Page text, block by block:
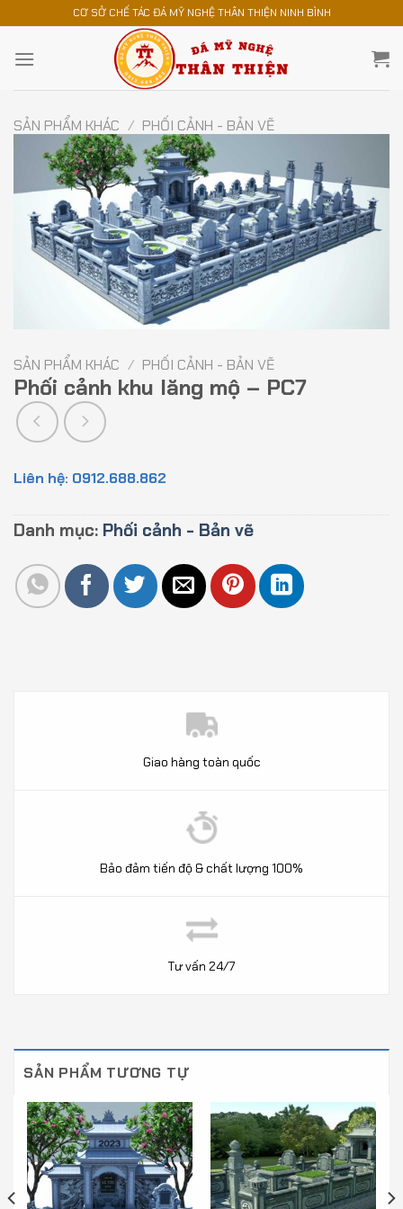
nội
CƠ SỞ CHẾ TÁC ĐÁ MỸ NGHỆ THÂN THIỆN NINH BÌNH
SẢN PHẨM KHÁC / PHỐI CẢNH - BẢN VẼ
SẢN PHẨM KHÁC / PHỐI CẢNH - BẢN VẼ
Phối cảnh khu lăng mộ – PC7
Liên hệ: 0912.688.862
Danh mục: Phối cảnh - Bản vẽ
Giao hàng toàn quốc
Bảo đảm tiến độ & chất lượng 100%
Tư vấn 24/7
SẢN PHẨM TƯƠNG TỰ